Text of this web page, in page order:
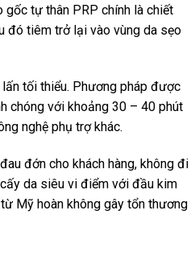
tự thân PRP chính là chiết
đó tiêm trở lại vào vùng da sẹo
tối thiểu. Phương pháp được
chóng với khoảng 30 – 40 phút
nghệ phụ trợ khác.
đớn cho khách hàng, không đi
da siêu vi điểm với đầu kim
Mỹ hoàn không gây tổn thương